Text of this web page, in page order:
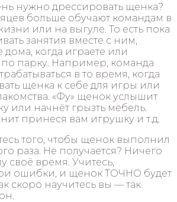
нужно дрессировать щенка?
больше обучают командам в
или на выгуле. То есть пока
занятия вместе с ним,
дома, когда играете или
по парку. Например, команда
в то время, когда
щенка к себе для игры или
«Фу» щенок услышит
или начнёт грызть мебель.
принеся вам игрушку и т.д.
того, чтобы щенок выполнил
раза. Не получается? Ничего
своё время. Учитесь,
ошибки, и щенок ТОЧНО будет
скоро научитесь вы — так